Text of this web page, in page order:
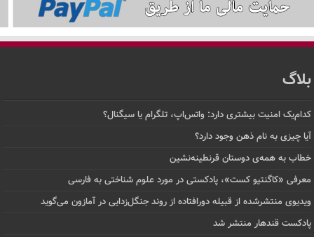
بلاگ
کدام‌یک امنیت بیشتری دارد: واتس‌اپ، تلگرام یا سیگنال؟
آیا چیزی به نام ذهن وجود دارد؟
خطاب به همه‌ی دوستان قرنطینه‌نشین
معرفی «کاگنتیو کست»، پادکستی در مورد علوم شناختی به فارسی
ویدیوی منتشرشده از قبیله دورافتاده‌ از روند جنگل‌زدایی در آمازون می‌گوید
پادکست قندهار منتشر شد